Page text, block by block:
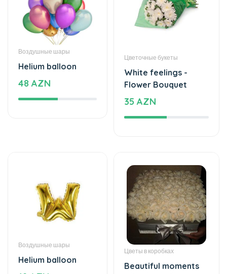
Воздушные шары
Helium balloon
48 AZN
Flower Bouquet
35 AZN
Воздушные шары
12 AZN
Цветы в коробках
Beautiful moments
with simple flowers -
Box with flowers